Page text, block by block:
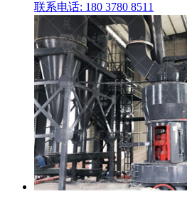
联系电话: 180 3780 8511